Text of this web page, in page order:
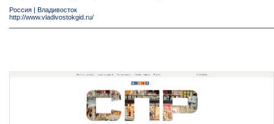
Россия
Владивосток
http://www.vladivostokgid.ru/